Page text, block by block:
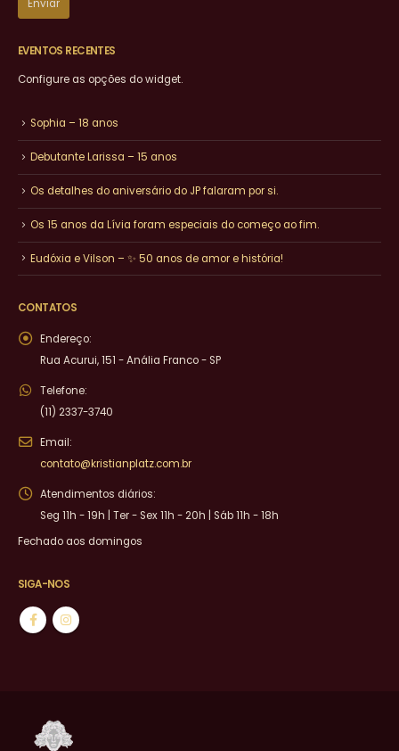
EVENTOS RECENTES
Configure as opções do widget.
Sophia – 18 anos
Debutante Larissa – 15 anos
Os detalhes do aniversário do JP falaram por si.
Os 15 anos da Lívia foram especiais do começo ao fim.
Eudóxia e Vilson – ✨ 50 anos de amor e história!
CONTATOS
Endereço:
Rua Acurui, 151 - Anália Franco - SP
Telefone:
(11) 2337-3740
Email:
contato@kristianplatz.com.br
Atendimentos diários:
Seg 11h - 19h | Ter - Sex 11h - 20h | Sáb 11h - 18h
Fechado aos domingos
SIGA-NOS